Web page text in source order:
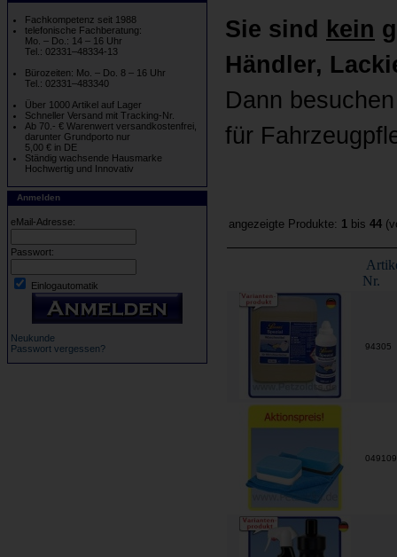
Fachkompetenz seit 1988
telefonische Fachberatung:
Mo. – Do.: 14 – 16 Uhr
Tel.: 02331–48334-13
Bürozeiten: Mo. – Do. 8 – 16 Uhr
Tel.: 02331–483340
Über 1000 Artikel auf Lager
Schneller Versand mit Tracking-Nr.
Ab 70.- € Warenwert versandkostenfrei,
darunter Grundporto nur
5,00 € in DE
Ständig wachsende Hausmarke
Hochwertig und Innovativ
Anmelden
eMail-Adresse:
Passwort:
Einlogautomatik
Neukunde
Passwort vergessen?
Sie sind kein
Händler,
Dann
für
angezeigte Produkte: 1 bis 44
Nr.
94305